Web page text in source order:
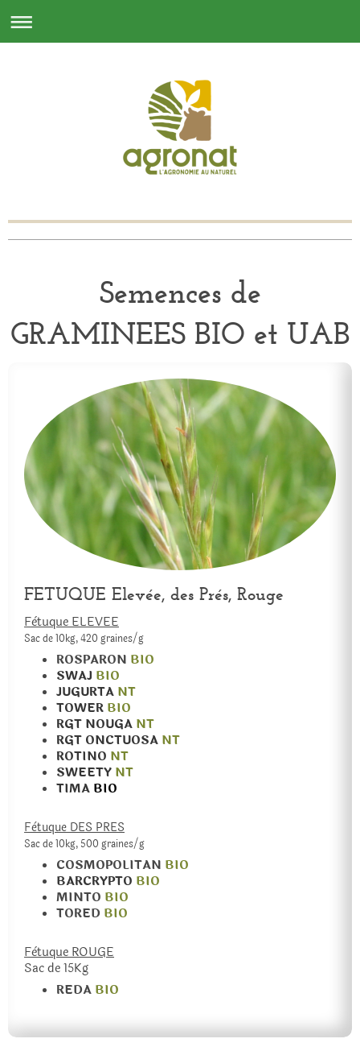
Semences de
GRAMINEES BIO et UAB
FETUQUE Elevée, des Prés, Rouge
Fètuque ELEVEE
Sac de 10kg, 420 graines/g
ROSPARON BIO
SWAJ BIO
JUGURTA NT
TOWER BIO
RGT NOUGA NT
RGT ONCTUOSA NT
ROTINO NT
SWEETY NT
TIMA BIO
Fètuque DES PRES
Sac de 10kg, 500 graines/g
COSMOPOLITAN BIO
BARCRYPTO BIO
MINTO BIO
TORED BIO
Fètuque ROUGE
Sac de 15Kg
REDA BIO